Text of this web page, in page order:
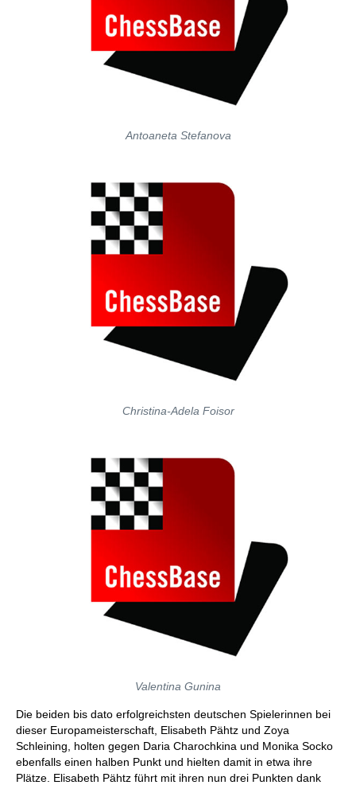
Antoaneta Stefanova
Christina-Adela Foisor
Valentina Gunina
Die beiden bis dato erfolgreichsten deutschen Spielerinnen bei
dieser Europameisterschaft, Elisabeth Pähtz und Zoya
Schleining, holten gegen Daria Charochkina und Monika Socko
ebenfalls einen halben Punkt und hielten damit in etwa ihre
Plätze. Elisabeth Pähtz führt mit ihren nun drei Punkten dank